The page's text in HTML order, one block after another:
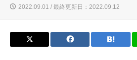
2022.09.01 / 最終更新日：2022.09.12